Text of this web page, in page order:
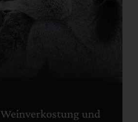
und